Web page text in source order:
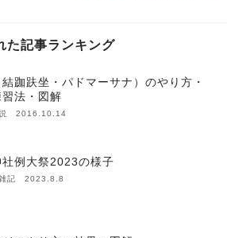
た記事ランキング
跏趺坐・パドマーサナ）のやり方・
法・図解
説 2016.10.14
例大祭2023の様子
雑記 2023.8.8